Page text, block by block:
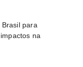
para
na